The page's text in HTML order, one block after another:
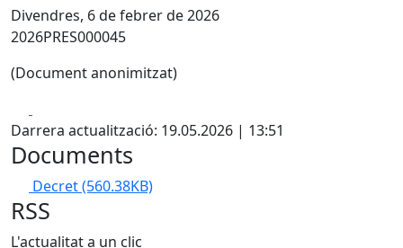
Divendres, 6 de febrer de 2026
2026PRES000045
(Document anonimitzat)
Darrera actualització: 19.05.2026 | 13:51
Documents
Decret(560.38KB)
RSS
L'actualitat a un clic